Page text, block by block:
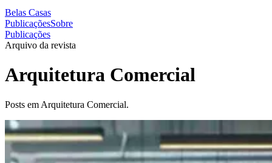
Belas Casas
PublicaçõesSobre
Publicações
Arquivo da revista
Arquitetura Comercial
Posts em Arquitetura Comercial.